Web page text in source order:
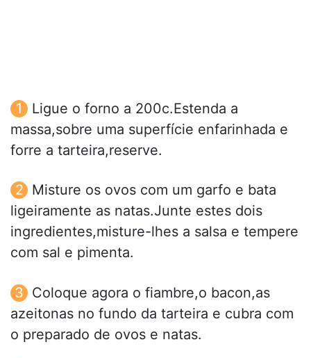
Ligue o forno a 200c.Estenda a
massa,sobre uma superfície enfarinhada e
forre a tarteira,reserve.
Misture os ovos com um garfo e bata
ligeiramente as natas.Junte estes dois
ingredientes,misture-lhes a salsa e tempere
com sal e pimenta.
Coloque agora o fiambre,o bacon,as
azeitonas no fundo da tarteira e cubra com
o preparado de ovos e natas.